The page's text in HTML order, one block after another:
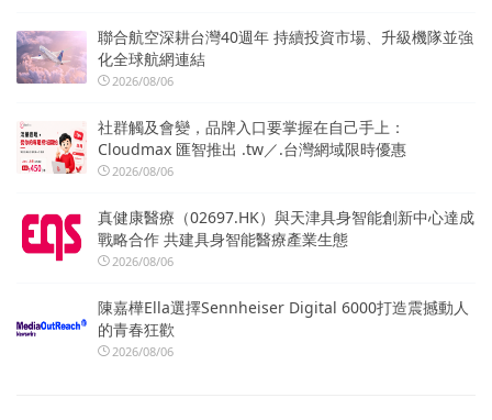
聯合航空深耕台灣40週年 持續投資市場、升級機隊並強
化全球航網連結
2026/08/06
社群觸及會變，品牌入口要掌握在自己手上：
Cloudmax 匯智推出 .tw／.台灣網域限時優惠
2026/08/06
真健康醫療（02697.HK）與天津具身智能創新中心達成
戰略合作 共建具身智能醫療產業生態
2026/08/06
陳嘉樺Ella選擇Sennheiser Digital 6000打造震撼動人
的青春狂歡
2026/08/06